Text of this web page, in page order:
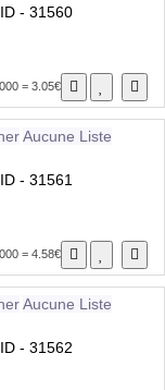
ID - 31560
= 3.05€
Aucune Liste
ID - 31561
= 4.58€
Aucune Liste
ID - 31562